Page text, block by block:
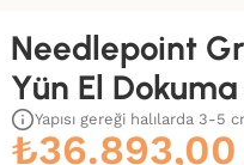
Needlepoint
Yün El Dokuma
Yapısı gereği halılarda 3-5
₺36.893,00